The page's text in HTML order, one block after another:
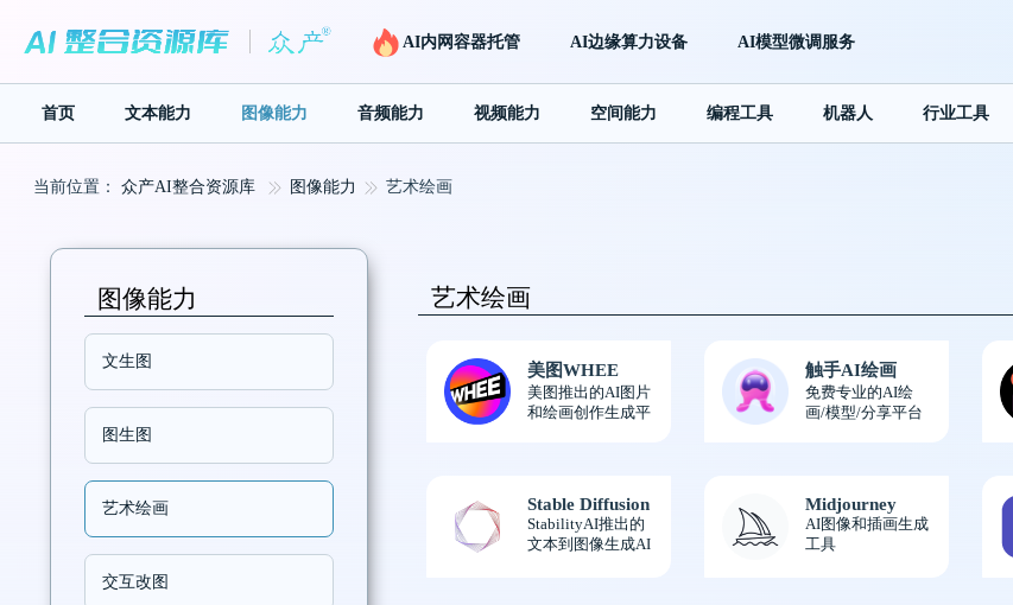
AI内网容器托管 AI边缘算力设备 AI模型微调服务
首页 文本能力 图像能力 音频能力 视频能力 空间能力 编程工具 机器人 行业工具
当前位置： 众产AI整合资源库 图像能力 艺术绘画
艺术绘画
美图WHEE
美图推出的AI图片
和绘画创作生成平
触手AI绘画
免费专业的AI绘
画/模型/分享平台
Stable Diffusion
StabilityAI推出的
文本到图像生成AI
Midjourney
AI图像和插画生成
工具
图像能力
文生图
图生图
艺术绘画
交互改图